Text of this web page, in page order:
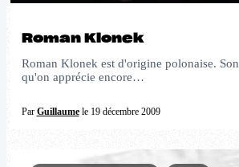
Roman Klonek
Roman Klonek est d'origine polonaise.
qu'on apprécie encore…
Par Guillaumele 19 décembre 2009